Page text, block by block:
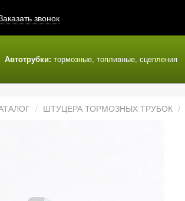
звонок
Автотрубки: тормозные, топливные, сцепления
ШТУЦЕРА ТОРМОЗНЫХ ТРУБОК